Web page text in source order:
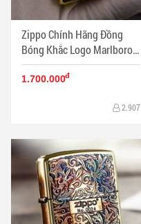
Zippo Chính Hãng Đồng
Bóng Khắc Logo Marlboro
Phiên Bản Amor - Mã SP:
ZPC1171-169
1.700.000đ
2.907